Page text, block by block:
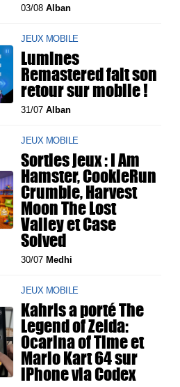
03/08Alban
JEUX MOBILE
Lumines
Remastered fait son
retour sur mobile !
31/07Alban
JEUX MOBILE
Sorties jeux : I Am
Hamster, CookieRun
Crumble, Harvest
Moon The Lost
Valley et Case
Solved
30/07Medhi
JEUX MOBILE
Kahris a porté The
Legend of Zelda:
Ocarina of Time et
Mario Kart 64 sur
iPhone via Codex